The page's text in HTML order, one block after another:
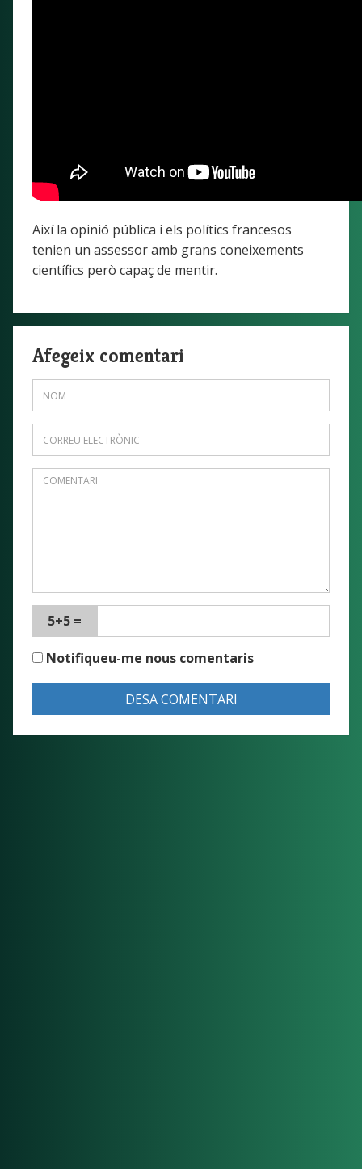
Així la opinió pública i els polítics francesos
tenien un assessor amb grans coneixements
científics però capaç de mentir.
Afegeix comentari
5+5 =
Notifiqueu-me nous comentaris